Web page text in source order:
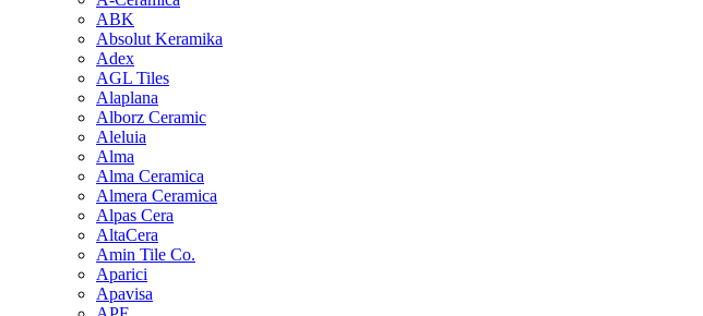
ABK
Absolut Keramika
Adex
AGL Tiles
Alaplana
Alborz Ceramic
Aleluia
Alma
Alma Ceramica
Almera Ceramica
Alpas Cera
AltaCera
Amin Tile Co.
Aparici
Apavisa